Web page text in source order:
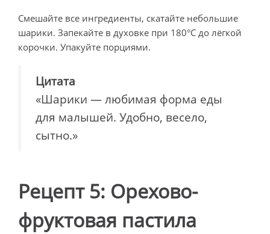
Смешайте все ингредиенты, скатайте небольшие
шарики. Запекайте в духовке при 180°C до лёгкой
корочки. Упакуйте порциями.
Цитата
«Шарики — любимая форма еды
для малышей. Удобно, весело,
сытно.»
Рецепт 5: Орехово-
фруктовая пастила